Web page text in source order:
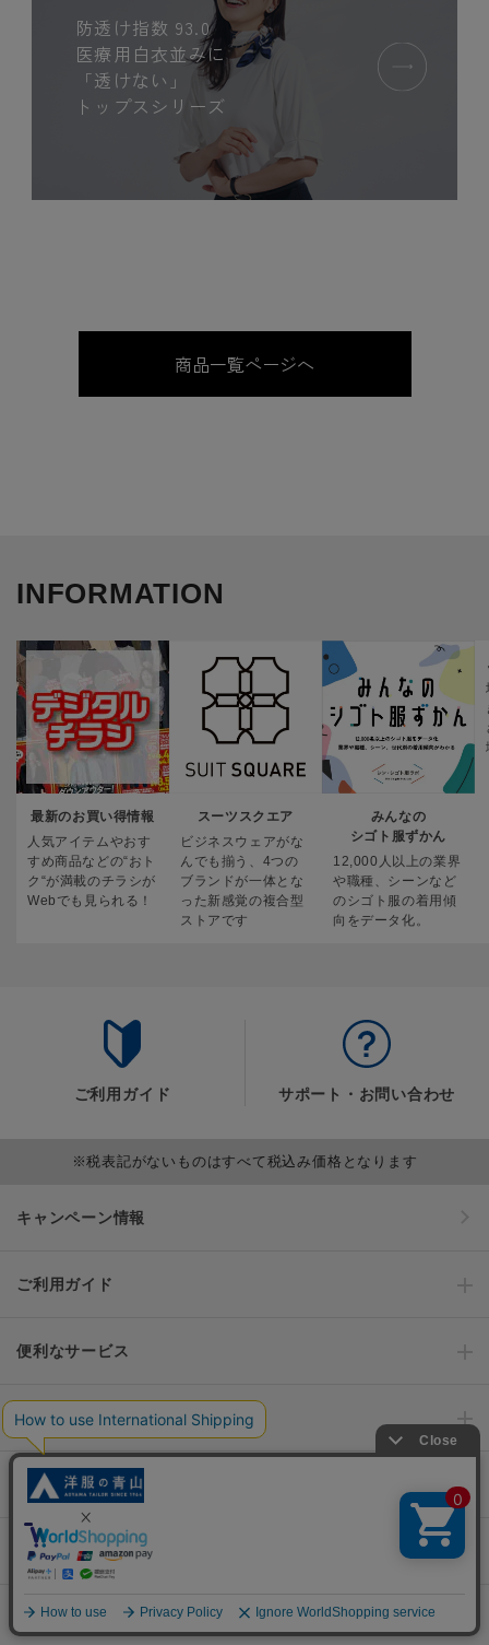
防透け指数 93.0
医療用白衣並みに
「透けない」
トップスシリーズ
商品一覧ページへ
INFORMATION
最新のお買い得情報
人気アイテムやおす
すめ商品などの“おト
ク“が満載のチラシが
Webでも見られる！
スーツスクエア
ビジネスウェアがな
んでも揃う、4つの
ブランドが一体とな
った新感覚の複合型
ストアです
みんなの
シゴト服ずかん
12,000人以上の業界
や職種、シーンなど
のシゴト服の着用傾
向をデータ化。
ご利用ガイド サポート・お問い合わせ
※税表記がないものはすべて税込み価格となります
キャンペーン情報
ご利用ガイド
便利なサービス
インフォメーション
おすすめコンテンツ
ポリシー・企業情報
オーダースーツなら SHITATE